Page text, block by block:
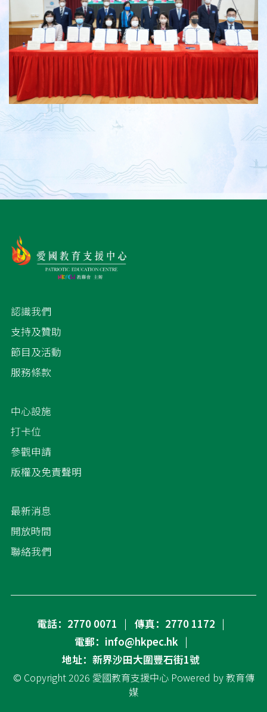
認識我們
支持及贊助
節目及活動
服務條款
中心設施
打卡位
參觀申請
版權及免責聲明
最新消息
開放時間
聯絡我們
電話：2770 0071
傳真：2770 1172
電郵：info@hkpec.hk
地址：新界沙田大圍豐石街1號
© Copyright 2026 愛國教育支援中心 Powered by教育傳
媒